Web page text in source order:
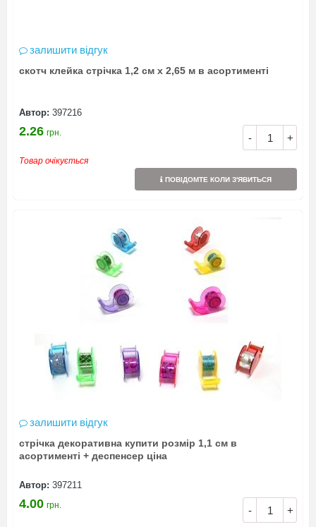
залишити відгук
скотч клейка стрічка 1,2 см х 2,65 м в асортименті
Автор: 397216
- +
2.26 грн.
Товар очікується
ПОВІДОМТЕ КОЛИ З'ЯВИТЬСЯ
залишити відгук
стрічка декоративна купити розмір 1,1 см в
асортименті + деспенсер ціна
Автор: 397211
- +
4.00 грн.